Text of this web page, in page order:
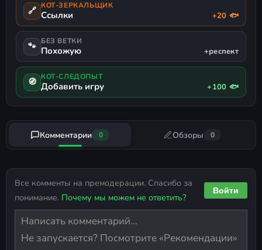
🔗 КОТ-ЗЕРКАЛЬЩИК
Ссылки +20 🐟
🐾 БЕЗ ВЕТКИ
Похожую +респект
🧭 КОТ-СЛЕДОПЫТ
Добавить игру +100 🐟
Комментарии 0 Обзоры 0
Все комменты на премодерации. Спасибо за
понимание. Почему мы можем не ответить?
Войти